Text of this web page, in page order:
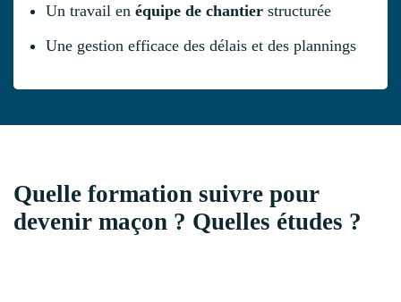
Un travail en équipe de chantier structurée
Une gestion efficace des délais et des plannings
Quelle formation suivre pour
devenir maçon ? Quelles études ?